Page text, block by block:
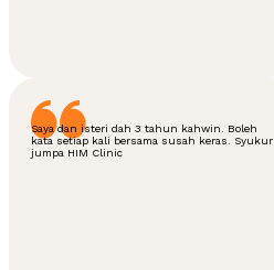
Saya dan isteri dah 3 tahun kahwin. Boleh
kata setiap kali bersama susah keras. Syukur
jumpa HIM Clinic